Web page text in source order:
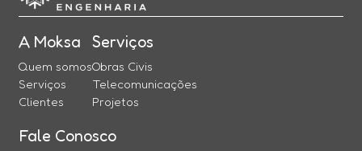
A Moksa
Quem somos
Serviços
Clientes
Serviços
Obras Civis
Telecomunicações
Projetos
Fale Conosco